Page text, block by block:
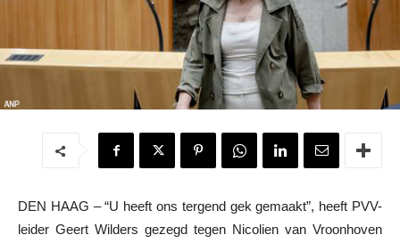
DEN HAAG – “U heeft ons tergend gek gemaakt”, heeft PVV-
leider Geert Wilders gezegd tegen Nicolien van Vroonhoven